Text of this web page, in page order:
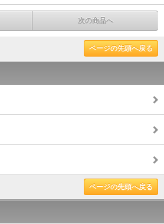
次の商品へ
ページの先頭へ戻る
ページの先頭へ戻る